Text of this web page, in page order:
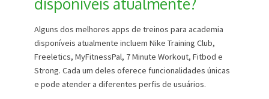
Alguns dos melhores apps de treinos para academia
disponíveis atualmente incluem Nike Training Club,
Freeletics, MyFitnessPal, 7 Minute Workout, Fitbod e
Strong. Cada um deles oferece funcionalidades únicas
e pode atender a diferentes perfis de usuários.